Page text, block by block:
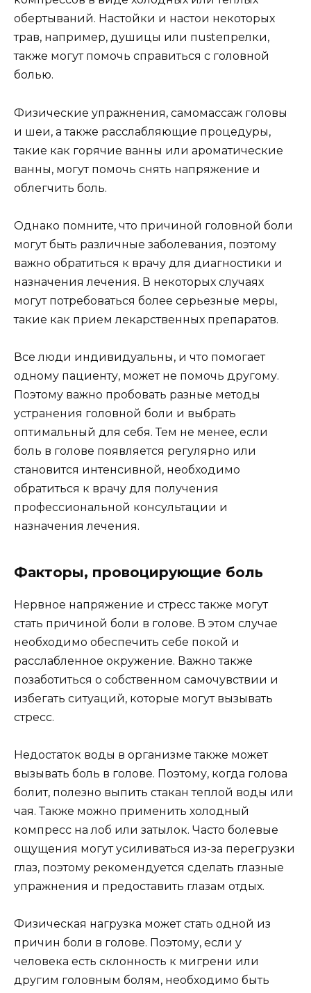
обертываний. Настойки и настои некоторых
трав, например, душицы или пusteпрелки,
также могут помочь справиться с головной
болью.
Физические упражнения, самомассаж головы
и шеи, а также расслабляющие процедуры,
такие как горячие ванны или ароматические
ванны, могут помочь снять напряжение и
облегчить боль.
Однако помните, что причиной головной боли
могут быть различные заболевания, поэтому
важно обратиться к врачу для диагностики и
назначения лечения. В некоторых случаях
могут потребоваться более серьезные меры,
такие как прием лекарственных препаратов.
Все люди индивидуальны, и что помогает
одному пациенту, может не помочь другому.
Поэтому важно пробовать разные методы
устранения головной боли и выбрать
оптимальный для себя. Тем не менее, если
боль в голове появляется регулярно или
становится интенсивной, необходимо
обратиться к врачу для получения
профессиональной консультации и
назначения лечения.
Факторы, провоцирующие боль
Нервное напряжение и стресс также могут
стать причиной боли в голове. В этом случае
необходимо обеспечить себе покой и
расслабленное окружение. Важно также
позаботиться о собственном самочувствии и
избегать ситуаций, которые могут вызывать
стресс.
Недостаток воды в организме также может
вызывать боль в голове. Поэтому, когда голова
болит, полезно выпить стакан теплой воды или
чая. Также можно применить холодный
компресс на лоб или затылок. Часто болевые
ощущения могут усиливаться из-за перегрузки
глаз, поэтому рекомендуется сделать глазные
упражнения и предоставить глазам отдых.
Физическая нагрузка может стать одной из
причин боли в голове. Поэтому, если у
человека есть склонность к мигрени или
другим головным болям, необходимо быть